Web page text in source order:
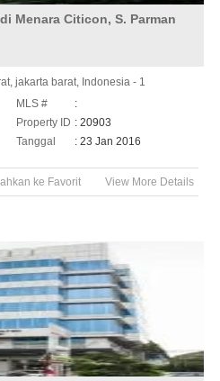
Menara Citicon, S. Parman
jakarta barat, Indonesia - 1
MLS #
:
Property ID : 20903
Tanggal
: 23 Jan 2016
ke Favorit View More Details